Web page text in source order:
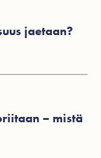
jaetaan?
– mistä